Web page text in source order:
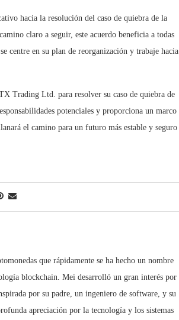
hacia la resolución del caso de quiebra de la
claro a seguir, este acuerdo beneficia a todas
centre en su plan de reorganización y trabaje hacia
Trading Ltd. para resolver su caso de quiebra de
potenciales y proporciona un marco
el camino para un futuro más estable y seguro
que rápidamente se ha hecho un nombre
blockchain. Mei desarrolló un gran interés por
por su padre, un ingeniero de software, y su
apreciación por la tecnología y los sistemas